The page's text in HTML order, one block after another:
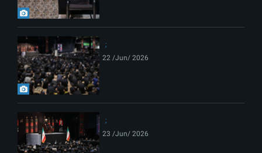
22 /Jun/ 2026
23 /Jun/ 2026